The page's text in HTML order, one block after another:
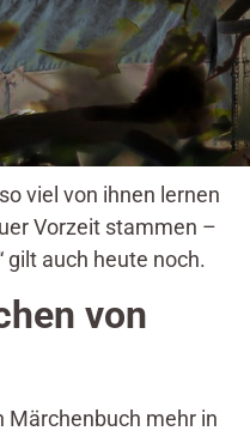
viel von ihnen lernen
Vorzeit stammen –
gilt auch heute noch.
von
Märchenbuch mehr in